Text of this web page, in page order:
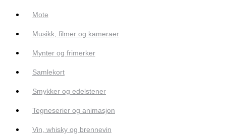
Mote
Musikk, filmer og kameraer
Mynter og frimerker
Samlekort
Smykker og edelstener
Tegneserier og animasjon
Vin, whisky og brennevin